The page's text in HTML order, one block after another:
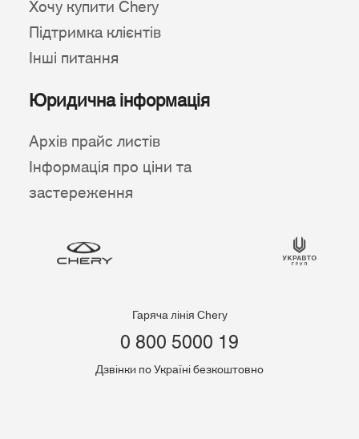
Хочу купити Chery
Підтримка клієнтів
Інші питання
Юридична інформація
Архів прайс листів
Інформація про ціни та
застереження
Гаряча лінія Chery
0 800 5000 19
Дзвінки по Україні безкоштовно